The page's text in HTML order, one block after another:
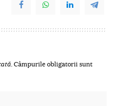
Câmpurile obligatorii sunt